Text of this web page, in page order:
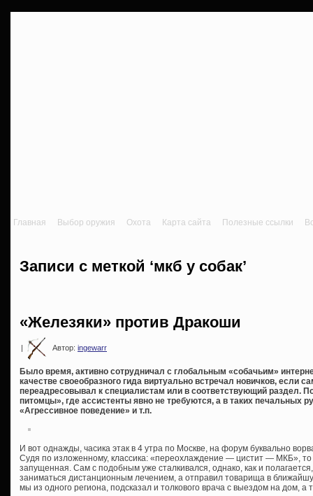
Главная Выбор оружия Охота Карта сайта Полезные ссылки
Записи с меткой ‘мкб у собак’
«Железяки» против Дракоши
| Автор: ingewarr
Было время, активно сотрудничал с глобальным «собачьим»
качестве своеобразного гида виртуально встречал новичков, если
переадресовывал к специалистам или в соответствующий раздел.
питомцы», где ассистенты явно не требуются, а в таких печальных
«Агрессивное поведение» и т.п.
И вот однажды, часика этак в 4 утра по Москве, на форум буквально
Судя по изложенному, классика: «переохлаждение — цистит — МКБ»,
запущенная. Сам с подобным уже сталкивался, однако, как и
заниматься дистанционным лечением, а отправил товарища в
мы из одного региона, подсказал и толкового врача с выездом на дом, а